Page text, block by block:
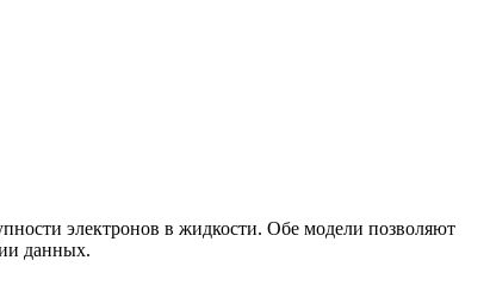
электронов в жидкости. Обе модели позволяют
данных.